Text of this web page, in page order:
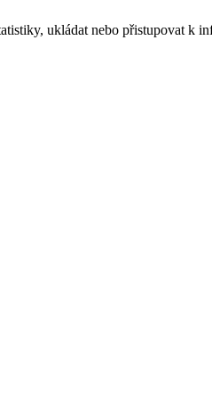
ukládat nebo přistupovat k